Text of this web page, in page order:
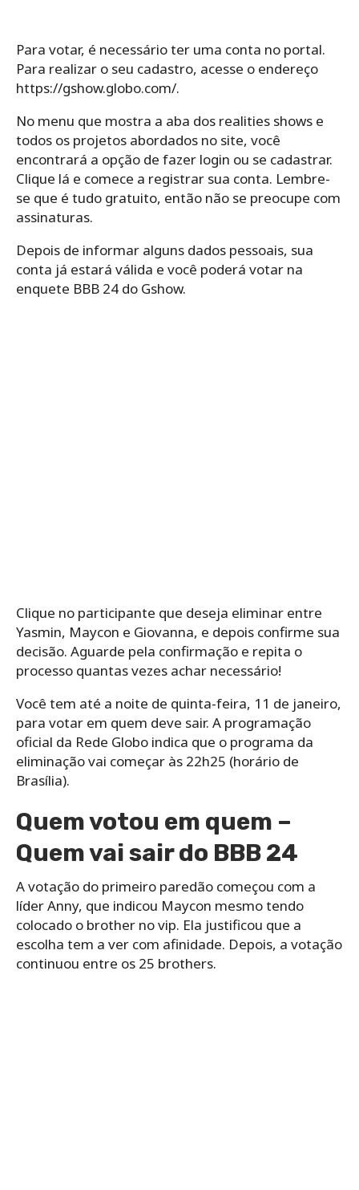
Para votar, é necessário ter uma conta no portal.
Para realizar o seu cadastro, acesse o endereço
https://gshow.globo.com/.
No menu que mostra a aba dos realities shows e
todos os projetos abordados no site, você
encontrará a opção de fazer login ou se cadastrar.
Clique lá e comece a registrar sua conta. Lembre-
se que é tudo gratuito, então não se preocupe com
assinaturas.
Depois de informar alguns dados pessoais, sua
conta já estará válida e você poderá votar na
enquete BBB 24 do Gshow.
Clique no participante que deseja eliminar entre
Yasmin, Maycon e Giovanna, e depois confirme sua
decisão. Aguarde pela confirmação e repita o
processo quantas vezes achar necessário!
Você tem até a noite de quinta-feira, 11 de janeiro,
para votar em quem deve sair. A programação
oficial da Rede Globo indica que o programa da
eliminação vai começar às 22h25 (horário de
Brasília).
Quem votou em quem –
Quem vai sair do BBB 24
A votação do primeiro paredão começou com a
líder Anny, que indicou Maycon mesmo tendo
colocado o brother no vip. Ela justificou que a
escolha tem a ver com afinidade. Depois, a votação
continuou entre os 25 brothers.